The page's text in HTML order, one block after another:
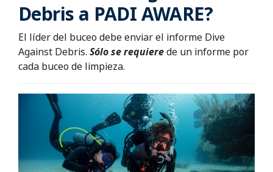
Debris a PADI AWARE?
El líder del buceo debe enviar el informe Dive
Against Debris. Sólo se requierede un informe por
cada buceo de limpieza.